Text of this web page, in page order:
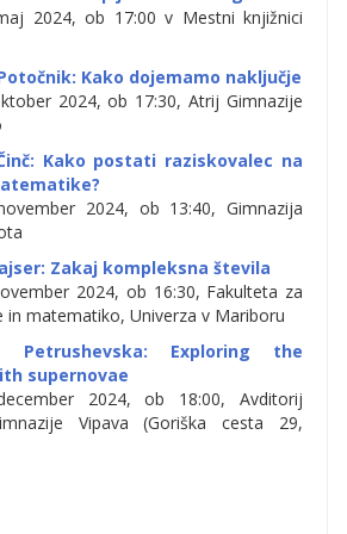
2024, ob 17:00 v Mestni knjižnici
Kako dojemamo naključje
2024, ob 17:30, Atrij Gimnazije
Kako postati raziskovalec na
2024, ob 13:40, Gimnazija
Zakaj kompleksna števila
2024, ob 16:30, Fakulteta za
in matematiko, Univerza v Mariboru
Petrushevska: Exploring the
supernovae
2024, ob 18:00, Avditorij
Vipava (Goriška cesta 29,